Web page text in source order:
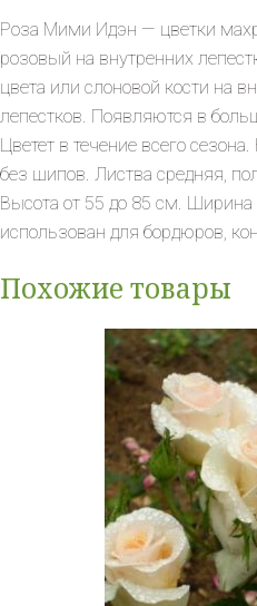
Роза Мими Идэн — цветки
розовый на внутренних
цвета или слоновой кости на
лепестков. Появляются в
Цветет в течение всего
без шипов. Листва средняя,
Высота от 55 до 85 см.
использован для бордюров,
Похожие товары